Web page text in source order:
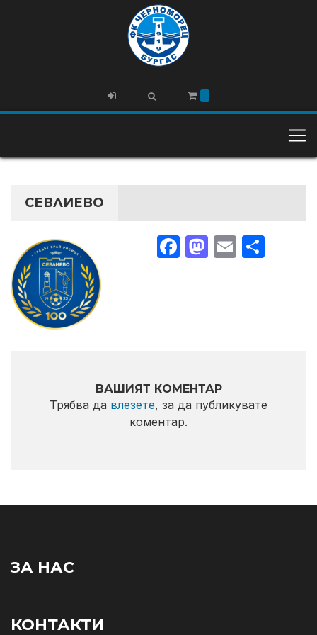
СЕВЛИЕВО
FacebookMastodon
Email
ВАШИЯТ КОМЕНТАР
Трябва да влезете, за да публикувате
коментар.
ЗА НАС
КОНТАКТИ